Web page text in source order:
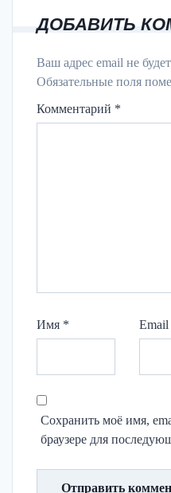
ДОБАВИТЬ
Ваш адрес email не
Обязательные поля
Комментарий *
Имя * Email
Сохранить моё имя,
браузере для